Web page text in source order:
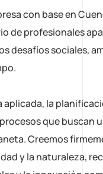
con base en
de profesionales
desafíos sociales,
aplicada, la
que buscan
Creemos
y la naturaleza,